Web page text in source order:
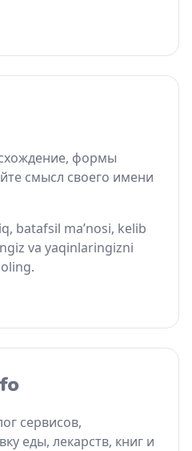
формы
смысл своего имени
batafsil ma’nosi, kelib
va yaqinlaringizni
сервисов,
еды, лекарств, книг и